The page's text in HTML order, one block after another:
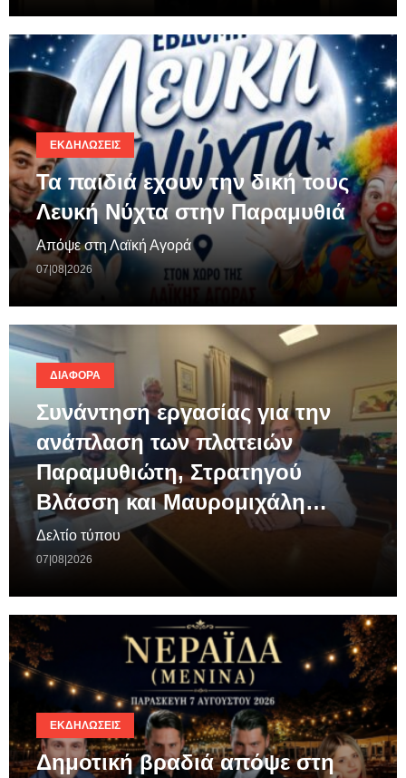
ΕΚΔΗΛΏΣΕΙΣ
Τα παιδιά εχουν την δική τους
Λευκή Νύχτα στην Παραμυθιά
Απόψε στη Λαϊκή Αγορά
07|08|2026
ΔΙΆΦΟΡΑ
Συνάντηση εργασίας για την
ανάπλαση των πλατειών
Παραμυθιώτη, Στρατηγού
Βλάσση και Μαυρομιχάλη…
Δελτίο τύπου
07|08|2026
ΕΚΔΗΛΏΣΕΙΣ
Δημοτική βραδιά απόψε στη